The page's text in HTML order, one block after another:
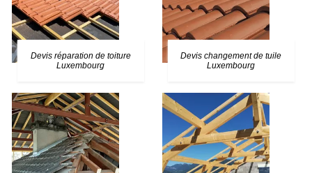
Devis réparation de toiture
Luxembourg
Devis changement de tuile
Luxembourg